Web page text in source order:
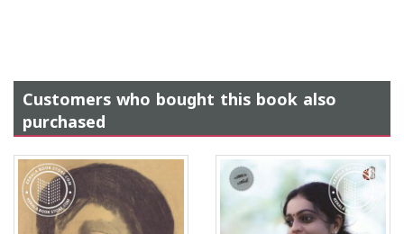
Customers who bought this book also
purchased